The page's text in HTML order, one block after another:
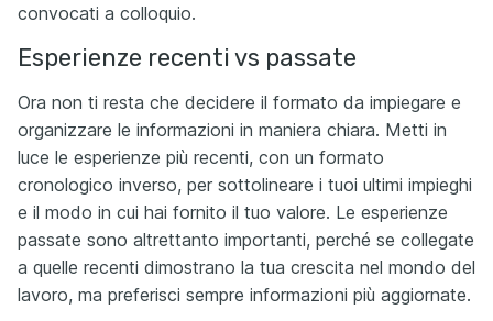
convocati a colloquio.
Esperienze recenti vs passate
Ora non ti resta che decidere il formato da impiegare e
organizzare le informazioni in maniera chiara. Metti in
luce le esperienze più recenti, con un formato
cronologico inverso, per sottolineare i tuoi ultimi impieghi
e il modo in cui hai fornito il tuo valore. Le esperienze
passate sono altrettanto importanti, perché se collegate
a quelle recenti dimostrano la tua crescita nel mondo del
lavoro, ma preferisci sempre informazioni più aggiornate.